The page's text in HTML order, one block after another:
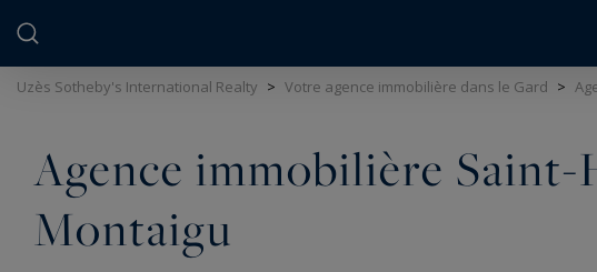
Uzès Sotheby's International Realty > Votre agence immobilière dans le Gard >
Agence immobilière
Montaigu